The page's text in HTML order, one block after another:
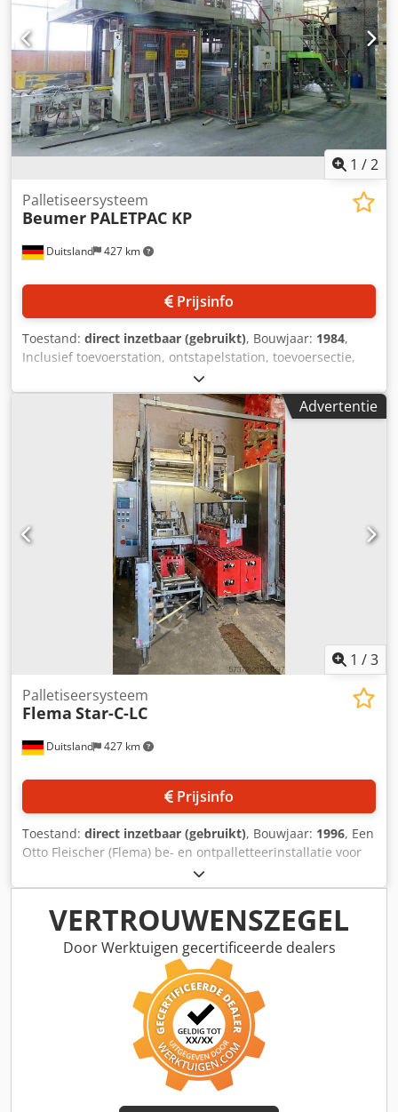
gewicht: ca. 2500kg. Bezichtiging ter plaatse is mogelijk.
Dkjdpfx Aey Dup Ieiaor
1 /2
Duitsland 427 km
Palletiseersysteem
Beumer PALETPAC KP
Prijsinfo
Toestand: direct inzetbaar (gebruikt), Bouwjaar: 1984,
Inclusief toevoerstation, ontstapelstation, toevoersectie,
draai-inrichting, verdeelrollenbaan, rollenbaan,
hefinrichting voor lege pallets, palletscheider, schakelkast,
rollenbaan, drukelementen en andere componenten, met
uitgebreide documentatie, inspectie ter plaatse is
mogelijk. Djdpfxsrn Rcrj Aiajkr
Advertentie
1 /3
Duitsland 427 km
Palletiseersysteem
Flema Star-C-LC
Prijsinfo
Toestand: direct inzetbaar (gebruikt), Bouwjaar: 1996, Een
Otto Fleischer (Flema) be- en ontpalletteerinstallatie voor
kratten is beschikbaar. Pallettypes: NRW-pallet, europallet,
bierpallet. Paletteercapaciteit: 500 kratten/uur. Afmetingen
bierpallet X/Y: 1200mm/1000mm. Bedrijfsdruk: 4 bar.
Documentatie aanwezig. Bezichtiging ter plaatse is
mogelijk. Djdsyhgm Sepfx Aiaskr
VERTROUWENSZEGEL
Door Werktuigen gecertificeerde dealers